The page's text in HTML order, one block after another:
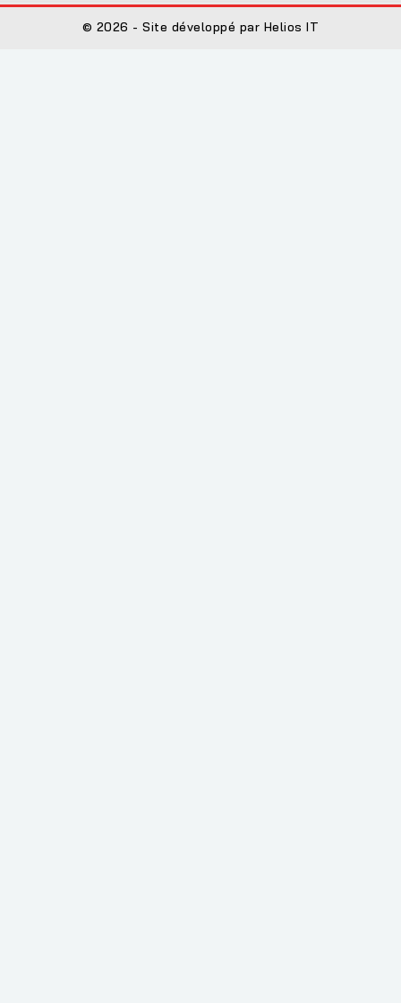
© 2026 - Site développé par Helios IT